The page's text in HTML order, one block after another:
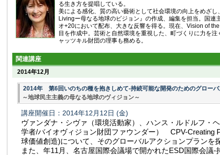
る生き方を提唱している。
美による感化、質の高い藝術として社会環境の向上をめざ
Livingー母なる地球のビジョン』の作成、編集を担当。国連
オ+20において配布、大きな反響を得る。現在、Vision of
目を作成中。芸術と自然環境を重視した、町づくりに力を注
ャッツキル財団の理事も務める。
関連講座
2014年12月
2014年 第6回いのちの種を抱きしめて-持続可能な開発のためのグロー
～地球民主主義の母なる地球のヴィジョン～
講座開催日：2014年12月12日 (金)
ヴァンダナ・シヴァ（環境活動家）、ハンス・ルドルフ・
学者/バイオヴィジョン財団ファウンダー） CPV-Creating
球価値創造)について、そのグローバルアクションプランを
また、年11月、名古屋国際会議場で開かれたESD国際会議-